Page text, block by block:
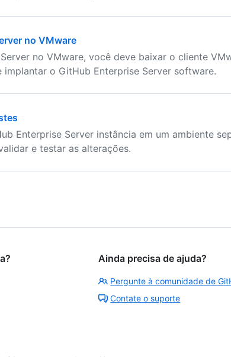
no VMware
no VMware, você deve baixar o cliente
implantar o GitHub Enterprise Server software.
Enterprise Server instância em um ambiente
e testar as alterações.
Ainda precisa de ajuda?
Pergunte à comunidade de
Contate o suporte